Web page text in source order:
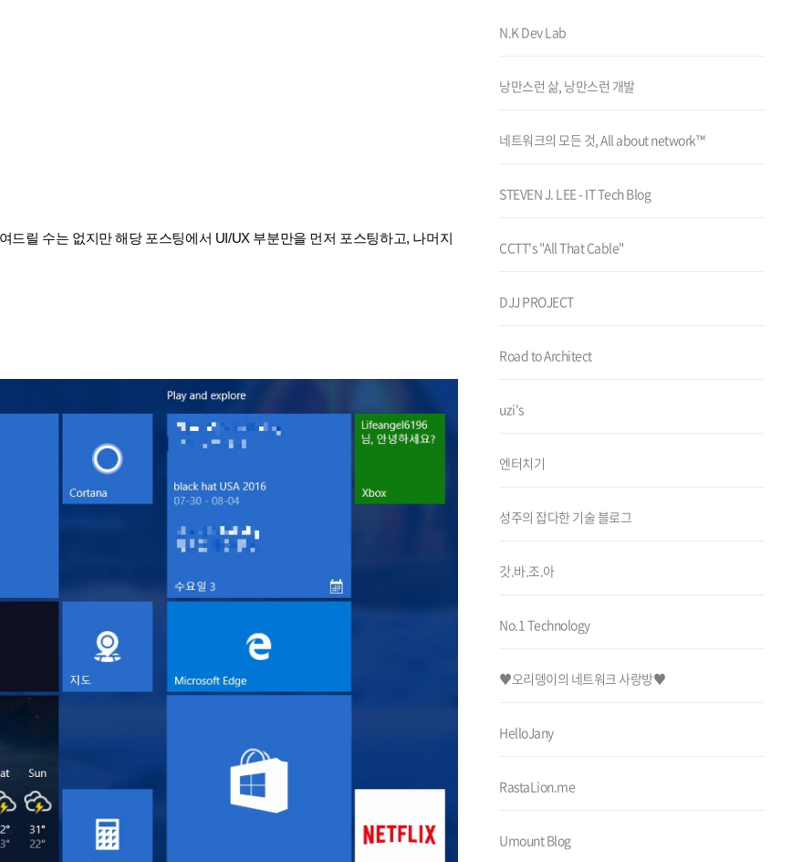
릴 수는 없지만 해당 포스팅에서 UI/UX 부분만을 먼저 포스팅하고, 나머지
N.K Dev Lab
낭만스런 삶, 낭만스런 개발
네트워크의 모든 것, All about network™
STEVEN J. LEE - IT Tech Blog
CCTT's "All That Cable"
DJJ PROJECT
Road to Architect
uzi's
엔터치기
성주의 잡다한 기술 블로그
갓.바.조.아
No.1 Technology
♥오리뎅이의 네트워크 사랑방♥
HelloJany
RastaLion.me
Umount Blog